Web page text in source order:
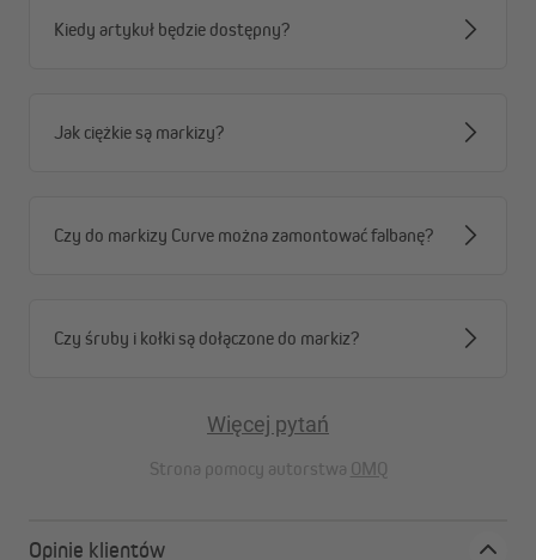
Zwróć uwagę:
szerokości
dla
szerokości
szerokości
2 3
Kiedy artykuł będzie dostępny?
Jak ciężkie są markizy?
Czy do markizy Curve można zamontować falbanę?
Czy śruby i kołki są dołączone do markiz?
Więcej pytań
Strona pomocy autorstwa OMQ
Opinie klientów